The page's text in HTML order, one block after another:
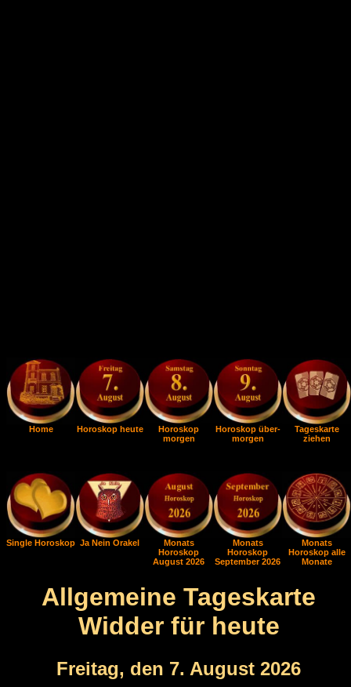
Home Horoskop heute
Horoskop
morgen
Horoskop über-
morgen
Tageskarte
ziehen
Single Horoskop Ja Nein Orakel
Monats
Horoskop
August 2026
Monats
Horoskop
September 2026
Monats
Horoskop alle
Monate
Allgemeine Tageskarte
Widder für heute
Freitag, den 7. August 2026